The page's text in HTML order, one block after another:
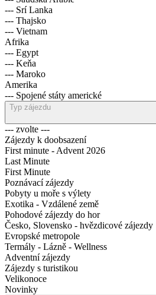
--- Srí Lanka
--- Thajsko
--- Vietnam
Afrika
--- Egypt
--- Keňa
--- Maroko
Amerika
--- Spojené státy americké
Typ zájezdu
--- zvolte ---
Zájezdy k doobsazení
First minute - Advent 2026
Last Minute
First Minute
Poznávací zájezdy
Pobyty u moře s výlety
Exotika - Vzdálené země
Pohodové zájezdy do hor
Česko, Slovensko - hvězdicové zájezdy
Evropské metropole
Termály - Lázně - Wellness
Adventní zájezdy
Zájezdy s turistikou
Velikonoce
Novinky